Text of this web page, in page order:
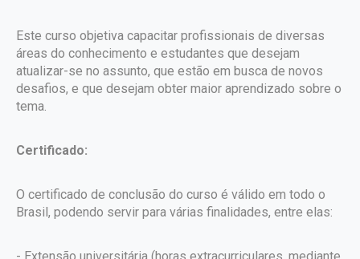
Este curso objetiva capacitar profissionais de diversas
áreas do conhecimento e estudantes que desejam
atualizar-se no assunto, que estão em busca de novos
desafios, e que desejam obter maior aprendizado sobre o
tema.
Certificado:
O certificado de conclusão do curso é válido em todo o
Brasil, podendo servir para várias finalidades, entre elas: